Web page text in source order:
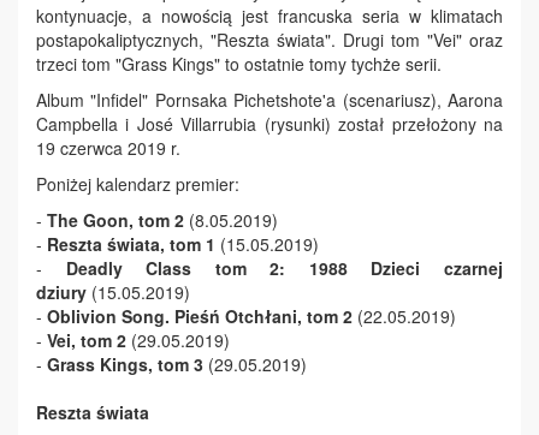
kontynuacje, a nowością jest francuska seria w klimatach
postapokaliptycznych, "Reszta świata". Drugi tom "Vei" oraz
trzeci tom "Grass Kings" to ostatnie tomy tychże serii.
Album "Infidel" Pornsaka Pichetshote'a (scenariusz), Aarona
Campbella i José Villarrubia (rysunki) został przełożony na
19 czerwca 2019 r.
Poniżej kalendarz premier:
- The Goon, tom 2 (8.05.2019)
- Reszta świata, tom 1 (15.05.2019)
- Deadly Class tom 2: 1988 Dzieci czarnej
dziury (15.05.2019)
- Oblivion Song. Pieśń Otchłani, tom 2 (22.05.2019)
- Vei, tom 2 (29.05.2019)
- Grass Kings, tom 3 (29.05.2019)
Reszta świata